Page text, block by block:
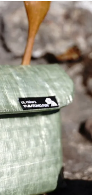
発 フ
ア
for Social Good
ふるさと納税machi-ya コ